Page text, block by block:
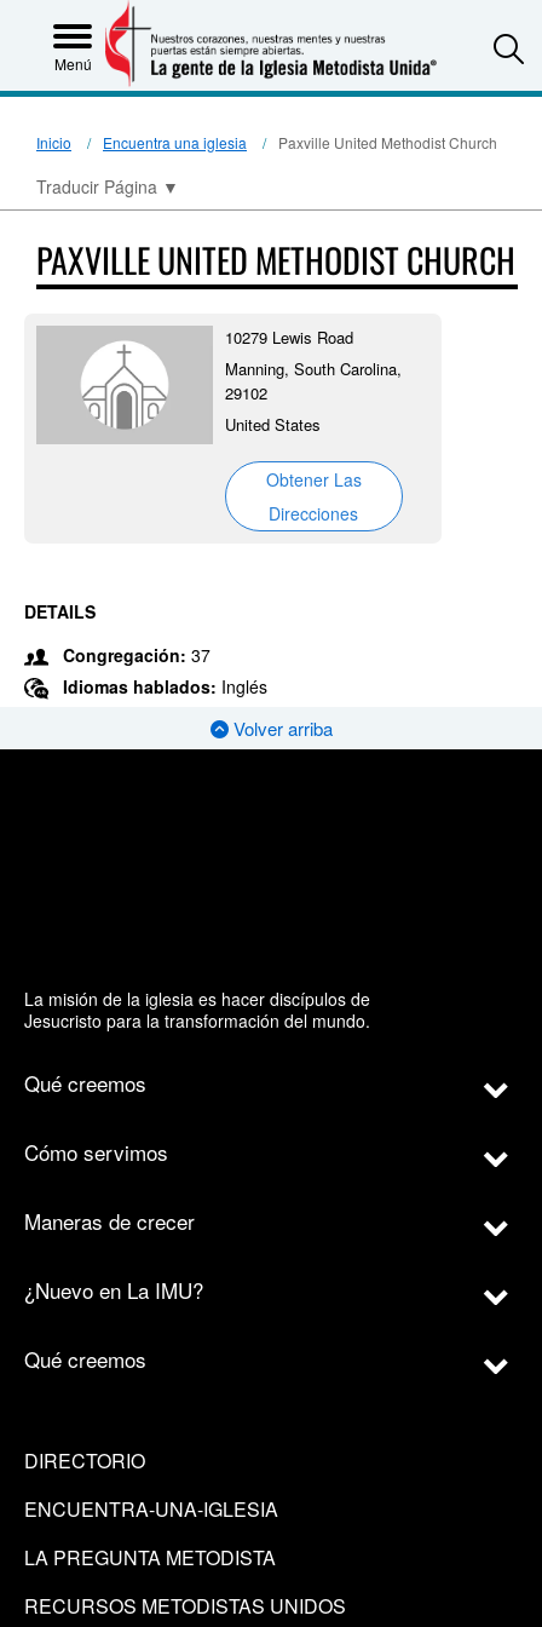
Menú
Inicio Encuentra una iglesia Paxville United Methodist Church
Traducir Página ▼
PAXVILLE UNITED METHODIST CHURCH
10279 Lewis Road
Manning, South Carolina,
29102
United States
Obtener Las
Direcciones
DETAILS
Congregación: 37
Idiomas hablados: Inglés
Volver arriba
La misión de la iglesia es hacer discípulos de
Jesucristo para la transformación del mundo.
Qué creemos
Cómo servimos
Maneras de crecer
¿Nuevo en La IMU?
Qué creemos
DIRECTORIO
ENCUENTRA-UNA-IGLESIA
LA PREGUNTA METODISTA
RECURSOS METODISTAS UNIDOS